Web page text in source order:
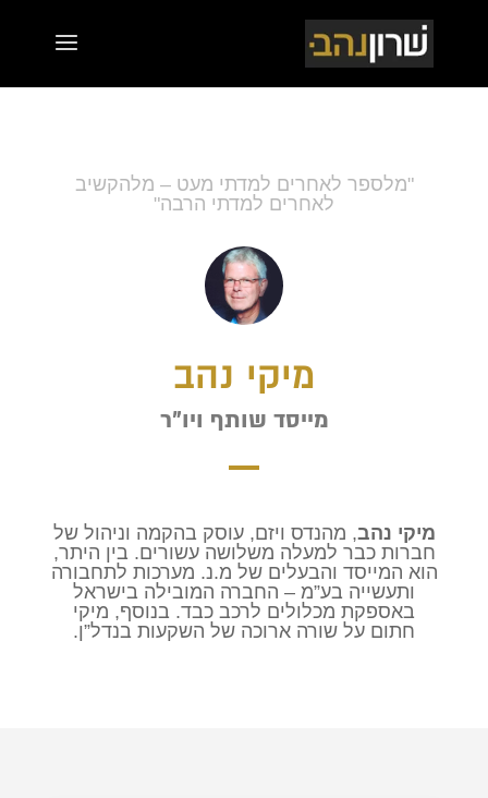
"מלספר לאחרים למדתי מעט – מלהקשיב
לאחרים למדתי הרבה"
מיקי נהב
מייסד שותף ויו"ר
מיקי נהב, מהנדס ויזם, עוסק בהקמה וניהול של
חברות כבר למעלה משלושה עשורים. בין היתר,
הוא המייסד והבעלים של מ.נ. מערכות לתחבורה
ותעשייה בע”מ – החברה המובילה בישראל
באספקת מכלולים לרכב כבד. בנוסף, מיקי
חתום על שורה ארוכה של השקעות בנדל”ן.